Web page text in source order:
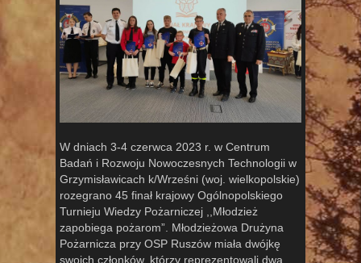
W dniach 3-4 czerwca 2023 r. w Centrum
Badań i Rozwoju Nowoczesnych Technologii w
Grzymisławicach k/Wrześni (woj. wielkopolskie)
rozegrano 45 finał krajowy Ogólnopolskiego
Turnieju Wiedzy Pożarniczej ,,Młodzież
zapobiega pożarom”. Młodzieżowa Drużyna
Pożarnicza przy OSP Ruszów miała dwójkę
swoich członków, którzy reprezentowali dwa